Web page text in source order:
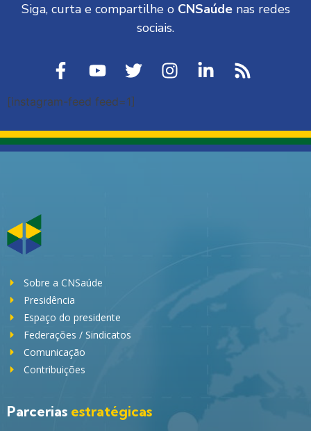
Siga, curta e compartilhe o CNSaúdenas redes
sociais.
[instagram-feed feed=1]
Sobre a CNSaúde
Presidência
Espaço do presidente
Federações / Sindicatos
Comunicação
Contribuições
Parcerias estratégicas